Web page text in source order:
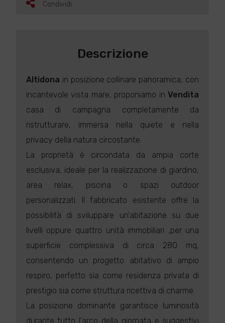
Condividi
Descrizione
Altidona in posizione collinare panoramica, con
incantevole vista mare, proponiamo inVendita
casa di campagna completamente da
ristrutturare, immersa nella quiete e nella
privacy della natura circostante.
La proprietà è circondata da ampia corte
esclusiva, ideale per la realizzazione di giardino,
area relax, piscina o spazi outdoor
personalizzati. Il fabbricato esistente offre la
possibilità di sviluppare un'abitazione su due
livelli oppure quattro unità immobiliari ,per una
superficie complessiva di circa 280 mq,
consentendo un progetto abitativo di ampio
respiro, perfetto sia come residenza privata di
prestigio sia come struttura ricettiva di charme.
La posizione dominante garantisce luminosità
durante tutto l'arco della giornata e suggestivi